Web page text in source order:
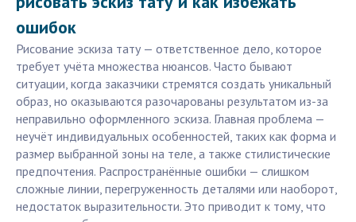
ошибок
Рисование эскиза тату — ответственное дело, которое
требует учёта множества нюансов. Часто бывают
ситуации, когда заказчики стремятся создать уникальный
образ, но оказываются разочарованы результатом из-за
неправильно оформленного эскиза. Главная проблема —
неучёт индивидуальных особенностей, таких как форма и
размер выбранной зоны на теле, а также стилистические
предпочтения. Распространённые ошибки — слишком
сложные линии, перегруженность деталями или наоборот,
недостаток выразительности. Это приводит к тому, что